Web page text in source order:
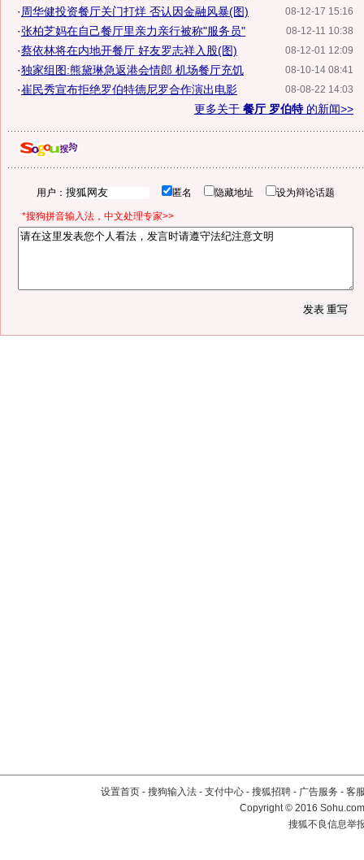
08-12-17 15:16
· 周华健投资餐厅关门打烊 否认因金融风暴(图)
08-12-11 10:38
·张柏芝妈在自己餐厅里亲力亲行被称"服务员"
08-12-01 12:09
·蔡依林将在内地开餐厅 好友罗志祥入股(图)
08-10-14 08:41
·独家组图:熊黛琳急返港会情郎 机场餐厅充饥
08-08-22 14:03
·崔民秀宣布拒绝罗伯特德尼罗合作演出电影
更多关于 餐厅 罗伯特的新闻>>
用户： 匿名 隐藏地址 设为辩论话题
*搜狗拼音输入法，中文处理专家>>
设置首页 - 搜狗输入法 - 支付中心 - 搜狐招聘 - 广告服务 - 客
Copyright©2016
搜狐不良信息举